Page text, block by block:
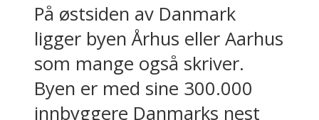
På østsiden av Danmark
ligger byen Århus eller Aarhus
som mange også skriver.
Byen er med sine 300.000
innbyggere Danmarks nest